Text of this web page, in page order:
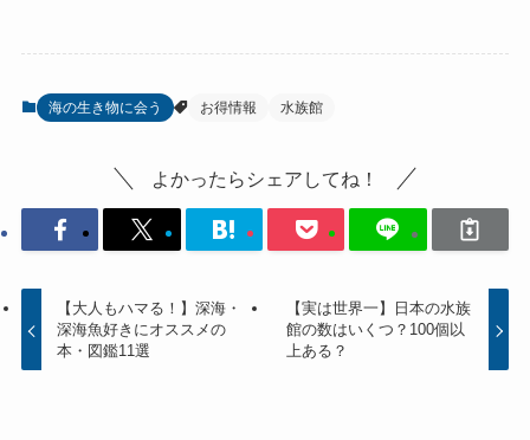
海の生き物に会う お得情報 水族館
よかったらシェアしてね！
【大人もハマる！】深海・
深海魚好きにオススメの
本・図鑑11選
【実は世界一】日本の水族
館の数はいくつ？100個以
上ある？